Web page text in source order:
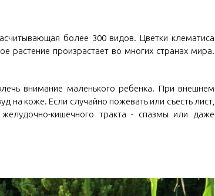
более 300 видов. Цветки клематиса
растение произрастает во многих странах мира.
внимание маленького ребенка. При внешнем
на коже. Если случайно пожевать или съесть лист,
кишечного тракта - спазмы или даже